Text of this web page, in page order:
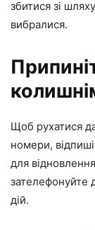
збитися зі
вибралися.
Щоб рухатися
номери,
для
зателефонуйте
дій.